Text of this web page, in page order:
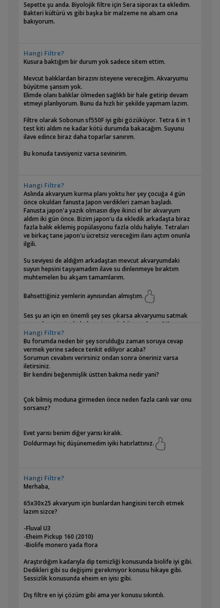
Birde dış filtre filtre malzemesi hangi sıra ile koymak Uygun
olur acaba?
Sepette şu anda. Biyolojik filtre için Sera siporax ta ekledim.
Bakteri kültürü vs gibi başka bir malzeme ne alsam ona
bakıyorum.
Hangi Filtre?
Kusura baktığım bir durum yok sadece sitem ettim.
Mevcut balıklardan birazını isteyene vereceğim. Akvaryumu
büyütme şansım yok.
Elimde olanı balıklar ölmeden sağlıklı bir hale getirip devam
etmeyi planlıyorum. Bunu da hızlı bir şekilde yapmam lazım.
Filtre olarak Sobonun sf550F iyi gibi gözüküyor. Tetra 6 in 1
test kiti aldım ne kadar kötü durumda bakacağım. Suyunu
ilave edince biraz daha toparlar sanırım.
Bu konuda tavsiyeniz varsa sevinirim.
Hangi Filtre?
Aslında akvaryum kurma planı yoktu her şey çocuğa 4 gün
önce okuldan fanusta Japon verdikleri zaman başladı.
Fanusta japon'a yazık olmasın diye ikinci el bir akvaryum
aldım iki gün önce. Bizim japon'u da ekledik arkadaşta biraz
fazla balık eklemiş popülasyonu fazla oldu haliyle. Tetraları
ve birkaç tane japon'u ücretsiz vereceğim ilanı açtım onunla
ilgili.
Su seviyesi de aldığım arkadaştan mevcut akvaryumdaki
suyun hepsini taşıyamadım ilave su dinlenmeye bıraktım
muhtemelen bu akşam tamamlarım.
Bahsettiğiniz yemlerin aynısından almıştım.
Ses şu an için en önemli şey ses çıkarsa akvaryumu satmak
zorundayım eşim kabul etmiyor çünkü ses olayını [:)]
Pipo filtrenin hava pompası çok ses çıkartıyor iptal etmek
zorunda kalacağım ya da sessiz bir pompa bulabilirsem
olabilir tabii
Akvaryum oturma odasında duruyor günlük kullandığımız yer.
Tavsiyelerinizi dikkate alacağım teşekkürler.
Hangi Filtre?
Bu forumda neden bir şey sorulduğu zaman soruya cevap
vermek yerine sadece tenkit ediliyor acaba?
Sorumun cevabını verirsiniz ondan sonra öneriniz varsa
iletirsiniz.
Bir kendini beğenmişlik üstten bakma nedir yani?
Çok bilmiş moduna girmeden önce neden fazla canlı var onu
sorsanız?
Evet yarısı benim diğer yarısı kiralık.
Doldurmayı hiç düşünemedim iyiki hatırlattınız.
Hangi Filtre?
Merhaba,
65x30x25 akvaryum için bunlardan hangisini tercih etmek
lazım sizce?
-Fluval U3
-Eheim Pickup 160 (2010)
-Biolife monero yada flora
Araştırdığım kadarıyla dip temizliği konusunda biolife iyi gibi.
Dedikleri gibi su değişimi gerekmiyor konusu hikaye gibi.
Sessizlik konusunda eheim en iyisi gibi.
Dış filtre en iyi çözüm gibi ama yer konusu sıkıntılı.